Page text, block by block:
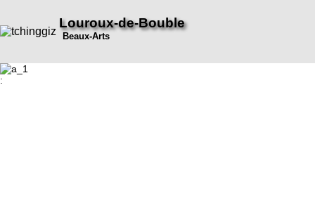
Louroux-de-Bouble
Beaux-Arts
: